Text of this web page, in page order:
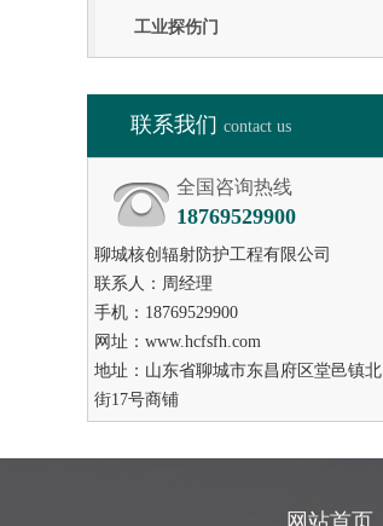
工业探伤门
联系我们 contact us
全国咨询热线
18769529900
聊城核创辐射防护工程有限公司
联系人：周经理
手机：18769529900
网址：www.hcfsfh.com
地址：山东省聊城市东昌府区堂邑镇北
街17号商铺
网站首页